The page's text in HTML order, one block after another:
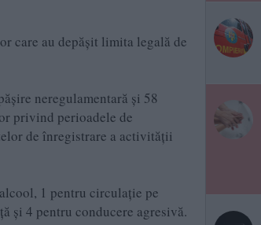
care au depășit limita legală de
neregulamentară și 58
privind perioadele de
de înregistrare a activității
1 pentru circulație pe
și 4 pentru conducere agresivă.